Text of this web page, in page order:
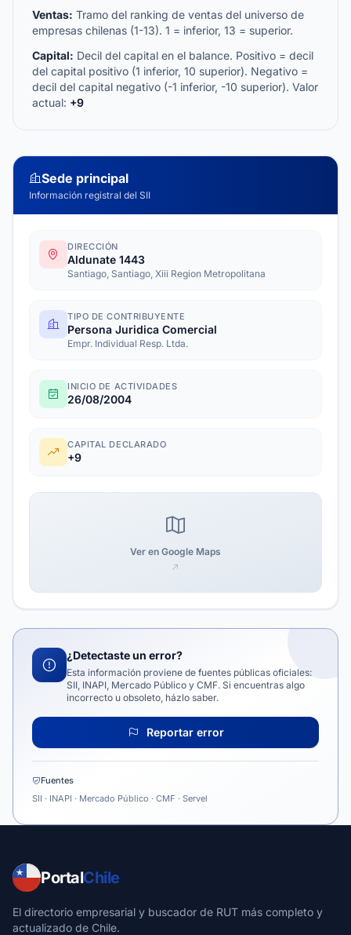
Ventas: Tramo del ranking de ventas del universo de
empresas chilenas (1-13). 1 = inferior, 13 = superior.
Capital: Decil del capital en el balance. Positivo = decil
del capital positivo (1 inferior, 10 superior). Negativo =
decil del capital negativo (-1 inferior, -10 superior). Valor
actual: +9
Sede principal
Información registral del SII
DIRECCIÓN
Aldunate 1443
Santiago, Santiago, Xiii Region Metropolitana
TIPO DE CONTRIBUYENTE
Persona Juridica Comercial
Empr. Individual Resp. Ltda.
INICIO DE ACTIVIDADES
26/08/2004
CAPITAL DECLARADO
+9
Ver en Google Maps
¿Detectaste un error?
Esta información proviene de fuentes públicas oficiales:
SII, INAPI, Mercado Público y CMF. Si encuentras algo
incorrecto u obsoleto, házlo saber.
Reportar error
Fuentes
SII · INAPI · Mercado Público · CMF · Servel
PortalChile
El directorio empresarial y buscador de RUT más completo y
actualizado de Chile.